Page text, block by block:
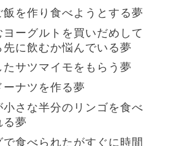
飯を作り食べようとする夢
ーグルトを買いだめして
先に飲むか悩んでいる夢
たサツマイモをもらう夢
ナツを作る夢
小さな半分のリンゴを食べ
る夢
食べられたがすぐに時間